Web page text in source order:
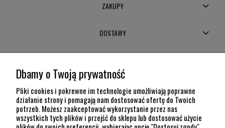
ZAKUPY
DOSTAWY
POMOC
INFORMACJE
Dbamy o Twoją prywatność
Pliki cookies i pokrewne im technologie umożliwiają poprawne
działanie strony i pomagają nam dostosować ofertę do Twoich
potrzeb. Możesz zaakceptować wykorzystanie przez nas
wszystkich tych plików i przejść do sklepu lub dostosować użycie